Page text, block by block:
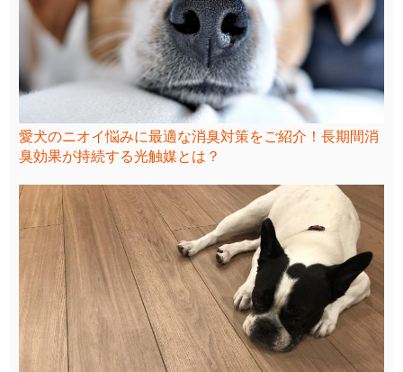
愛犬のニオイ悩みに最適な消臭対策をご紹介！長期間消
臭効果が持続する光触媒とは？